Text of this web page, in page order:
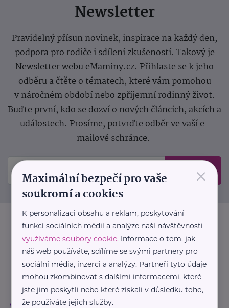
Newsletter
Pravidelný přísun novinek, inspirace na každý den,
podpora pro rodiče i sdílení zkušeností. Takový je
Newsletter webu eMaminy.cz. Přihlaste se k jeho
odběru a čtěte o tématech, které vám pomohou
v náročném období nebo zpříjemní rodinný život.
Buďte první, kdo se dozví o nových článcích, akcích a
událostech. Prosíme, potvrďte odběr ve vaší e-
mailové schránce.
Odeslat
×
Maximální bezpečí pro vaše
soukromí a cookies
K personalizaci obsahu a reklam, poskytování
funkcí sociálních médií a analýze naší návštěvnosti
využíváme soubory cookie. Informace o tom, jak
náš web používáte, sdílíme se svými partnery pro
sociální média, inzerci a analýzy. Partneři tyto údaje
mohou zkombinovat s dalšími informacemi, které
jste jim poskytli nebo které získali v důsledku toho,
že používáte jejich služby.